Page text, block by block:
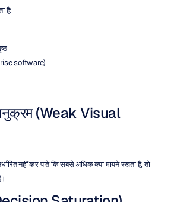
है:
software)
(Weak Visual
नहीं कर पाते कि सबसे अधिक क्या मायने रखता है, तो